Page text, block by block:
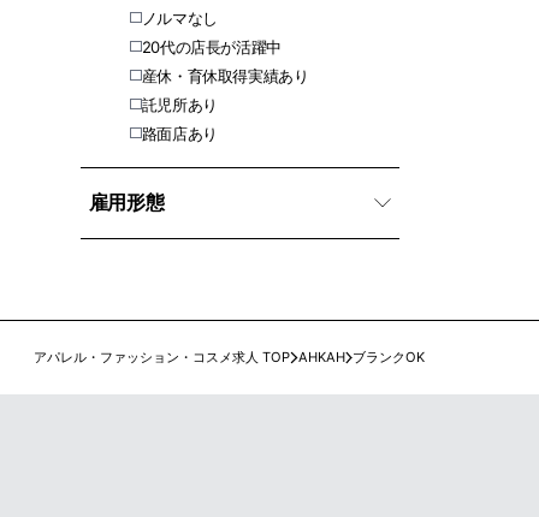
ノルマなし
20代の店長が活躍中
産休・育休取得実績あり
託児所あり
路面店あり
雇用形態
アパレル・ファッション・コスメ求人 TOP AHKAH ブランクOK